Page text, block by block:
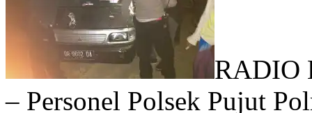
RADIO
– Personel Polsek Pujut